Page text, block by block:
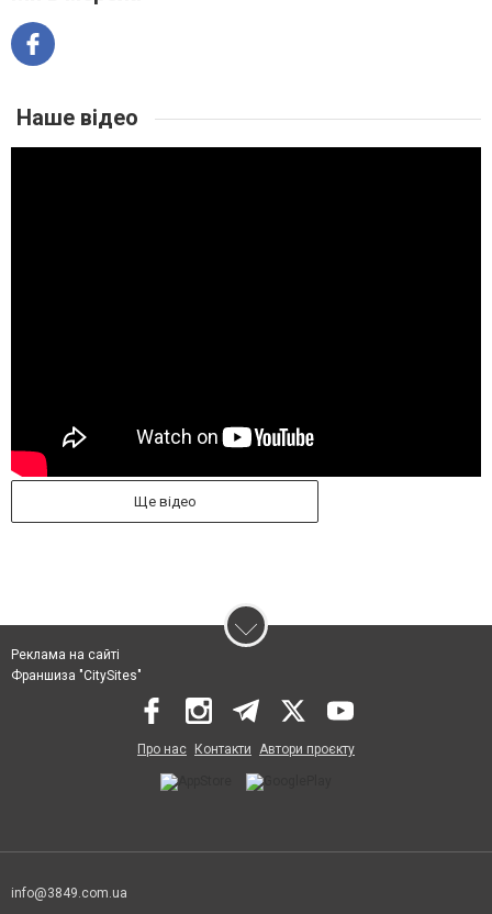
Наше відео
Ще відео
Реклама на сайті
Франшиза "CitySites"
Про нас Контакти Автори проєкту
info@3849.com.ua